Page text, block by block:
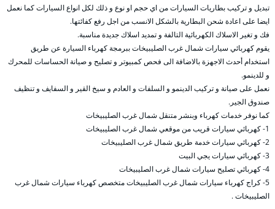
تبديل و تركيب بطاريات السيارات من اي حجم او نوع و ذلك لكل انواع السيارات كما نعمل
ايضا على اعادة شحن البطارية بالشكل الانسب من اجل رفع كفائتها.
فك و تغير الاسلاك الكهربائية التالفة و تمديد اسلاك جديدة مناسبة.
يقوم كهربائي سيارات شمال غرب الصليبيخات ببرمجة كهرباء السيارة عن طريق
استخدام أحدث الاجهزة بالاضافة الى فحص كمبيوتر و تصليح و صيانة الحساسات للمحرك
و للدينمو.
نعمل على صيانة و تركيب الدينمو و السلفات و العادم و سيخ القير و السفايف و تنظيف
صندوق الجير.
كما نوفر خدمات كهرباء وبنشر متنقل شمال غرب الصليبيخات
1- كهربائي سيارات قريب من موقعي شمال غرب الصليبيخات
2- كهربائي سيارات خدمة طريق شمال غرب الصليبيخات
3- كهربائي سيارات يجي البيت
4- كهربائي تصليح سيارات شمال غرب الصليبيخات
5- كراج كهرباء سيارات شمال غرب الصليبيخات متخصص كهرباء سيارات شمال غرب
الصليبيخات .